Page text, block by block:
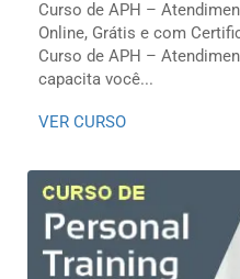
Curso de APH –
Online, Grátis e com
Curso de APH –
capacita você...
VER CURSO